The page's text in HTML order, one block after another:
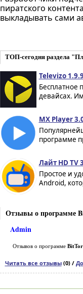
пиратского
выкладывать сами
ТОП-сегодня раздела
Televizo
Бесплатное
девайсах.
MX Player
программе
Лайт HD TV
Простое и
Android,
Отзывы о программе
Admin
Отзывов о программе
Читать все отзывы(0) /